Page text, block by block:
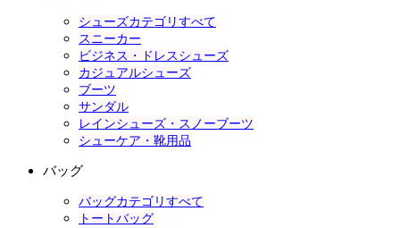
シューズカテゴリすべて
スニーカー
ビジネス・ドレスシューズ
カジュアルシューズ
ブーツ
サンダル
レインシューズ・スノーブーツ
シューケア・靴用品
バッグ
バッグカテゴリすべて
トートバッグ